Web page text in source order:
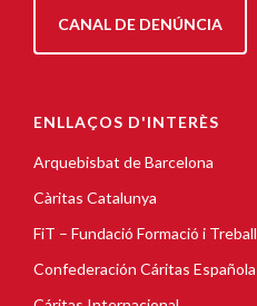
CANAL DE DENÚNCIA
ENLLAÇOS D'INTERÈS
Arquebisbat de Barcelona
Càritas Catalunya
FiT – Fundació Formació i Treball
Confederación Cáritas Española